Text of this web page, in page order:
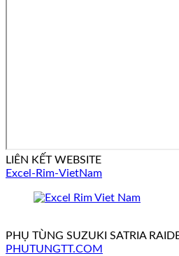
LIÊN KẾT WEBSITE
Excel-Rim-VietNam
PHỤ TÙNG SUZUKI SATRIA
PHUTUNGTT.COM